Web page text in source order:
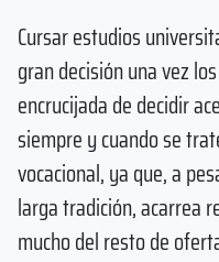
Cursar estudios
gran decisión una vez
encrucijada de decidir
siempre y cuando se
vocacional, ya que, a
larga tradición, acarrea
mucho del resto de